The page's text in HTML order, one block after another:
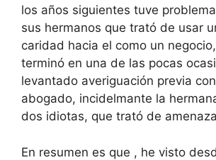
los años siguientes tuve
sus hermanos que trató de usar
caridad hacia el como un
terminó en una de las pocas
levantado averiguación previa
abogado, incidelmante la
dos idiotas, que trató de
En resumen es que , he visto